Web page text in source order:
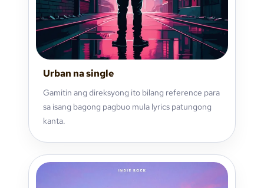
Urban na single
Gamitin ang direksyong ito bilang reference para
sa isang bagong pagbuo mula lyrics patungong
kanta.